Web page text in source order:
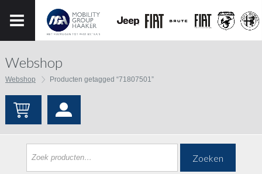
Webshop
Webshop Producten getagged “71807501”
Zoeken